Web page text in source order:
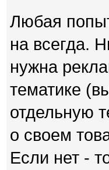
Любая
на всегда.
нужна
тематике
отдельную
о своем
Если нет -